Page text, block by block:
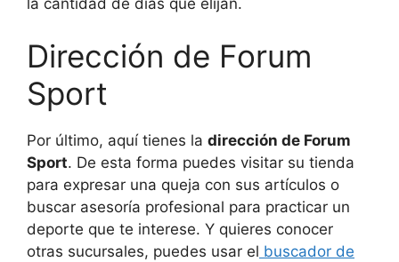
Dirección de Forum
Sport
Por último, aquí tienes la dirección de Forum
Sport. De esta forma puedes visitar su tienda
para expresar una queja con sus artículos o
buscar asesoría profesional para practicar un
deporte que te interese. Y quieres conocer
otras sucursales, puedes usar el buscador de